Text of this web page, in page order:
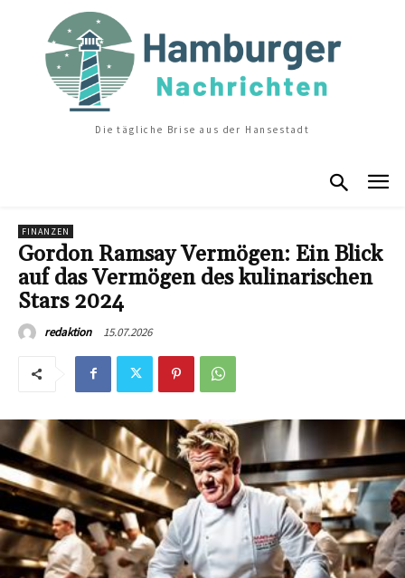
Die tägliche Brise aus der Hansestadt
FINANZEN
Gordon Ramsay Vermögen: Ein Blick
auf das Vermögen des kulinarischen
Stars 2024
redaktion 15.07.2026